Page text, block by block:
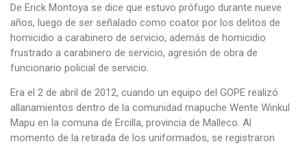
De Erick Montoya se dice que estuvo prófugo durante nueve
años, luego de ser señalado como coator por los delitos de
homicidio a carabinero de servicio, además de homicidio
frustrado a carabinero de servicio, agresión de obra de
funcionario policial de servicio.
Era el 2 de abril de 2012, cuando un equipo del GOPE realizó
allanamientos dentro de la comunidad mapuche Wente Winkul
Mapu en la comuna de Ercilla, provincia de Malleco. Al
momento de la retirada de los uniformados, se registraron